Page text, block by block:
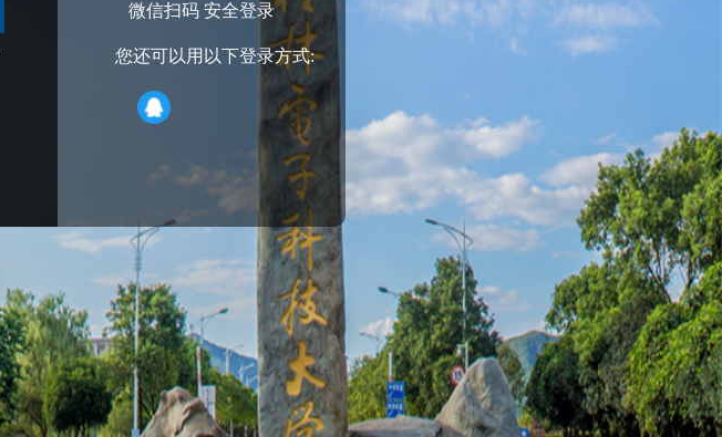
微信扫码 安全登录
您还可以用以下登录方式: